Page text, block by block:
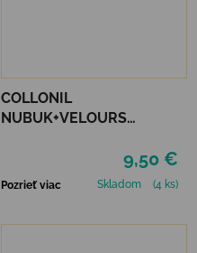
COLLONIL
NUBUK+VELOURS
9,50 €
Pozrieť viac Skladom (4 ks)